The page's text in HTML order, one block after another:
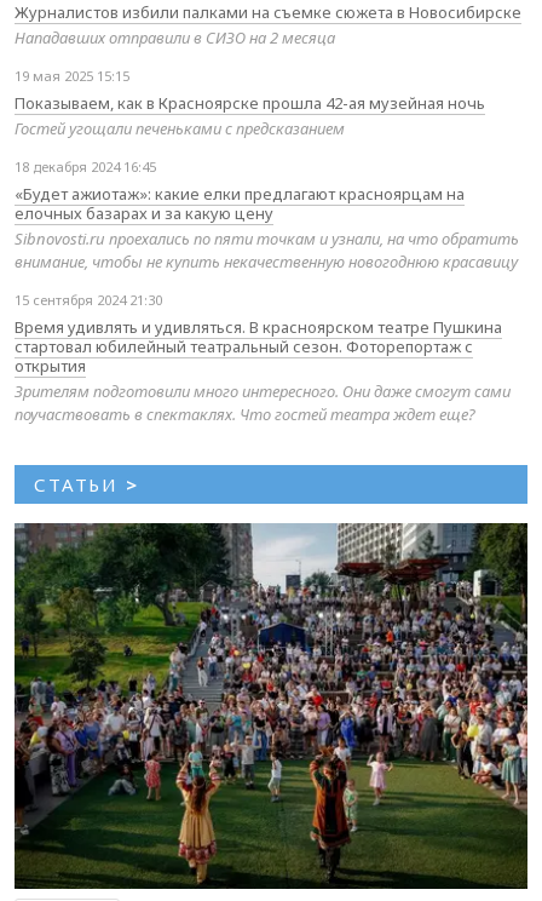
Журналистов избили палками на съемке сюжета в Новосибирске
Нападавших отправили в СИЗО на 2 месяца
19 мая 2025 15:15
Показываем, как в Красноярске прошла 42-ая музейная ночь
Гостей угощали печеньками с предсказанием
18 декабря 2024 16:45
«Будет ажиотаж»: какие елки предлагают красноярцам на
елочных базарах и за какую цену
Sibnovosti.ru проехались по пяти точкам и узнали, на что обратить
внимание, чтобы не купить некачественную новогоднюю красавицу
15 сентября 2024 21:30
Время удивлять и удивляться. В красноярском театре Пушкина
стартовал юбилейный театральный сезон. Фоторепортаж с
открытия
Зрителям подготовили много интересного. Они даже смогут сами
поучаствовать в спектаклях. Что гостей театра ждет еще?
СТАТЬИ >